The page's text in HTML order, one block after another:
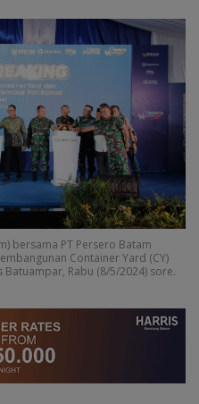
bersama PT Persero Batam
Container Yard (CY)
Rabu (8/5/2024) sore.